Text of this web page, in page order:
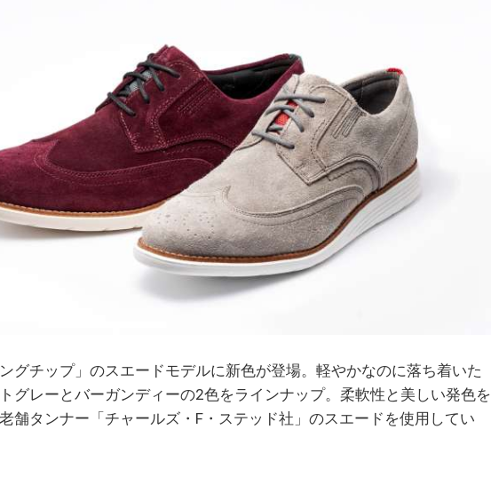
グチップ」のスエードモデルに新色が登場。軽やかなのに落ち着いた
グレーとバーガンディーの2色をラインナップ。柔軟性と美しい発色を
舗タンナー「チャールズ・F・ステッド社」のスエードを使用してい